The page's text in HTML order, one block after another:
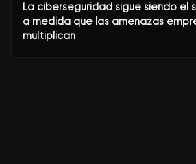
La ciberseguridad sigue siendo el
a medida que las amenazas
multiplican